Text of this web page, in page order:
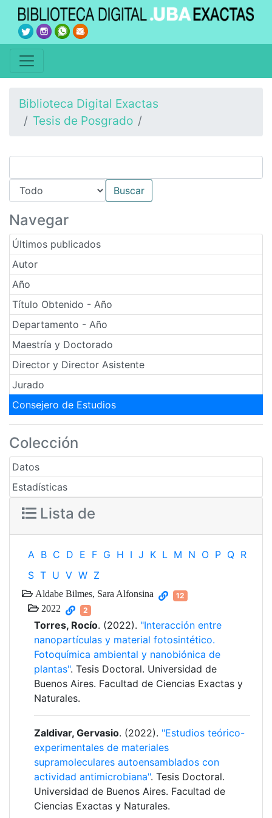
Biblioteca Digital Exactas
Tesis de Posgrado
Navegar
Últimos publicados
Autor
Año
Título Obtenido - Año
Departamento - Año
Maestría y Doctorado
Director y Director Asistente
Jurado
Consejero de Estudios
Colección
Datos
Estadísticas
Lista de
A B C D E F G H I J K L M N O P Q R
S T U V W Z
Aldabe Bilmes, Sara Alfonsina 12
2022 2
Torres, Rocío. (2022). "Interacción entre
nanopartículas y material fotosintético.
Fotoquímica ambiental y nanobiónica de
plantas". Tesis Doctoral. Universidad de
Buenos Aires. Facultad de Ciencias Exactas y
Naturales.
Zaldivar, Gervasio. (2022). "Estudios teórico-
experimentales de materiales
supramoleculares autoensamblados con
actividad antimicrobiana". Tesis Doctoral.
Universidad de Buenos Aires. Facultad de
Ciencias Exactas y Naturales.